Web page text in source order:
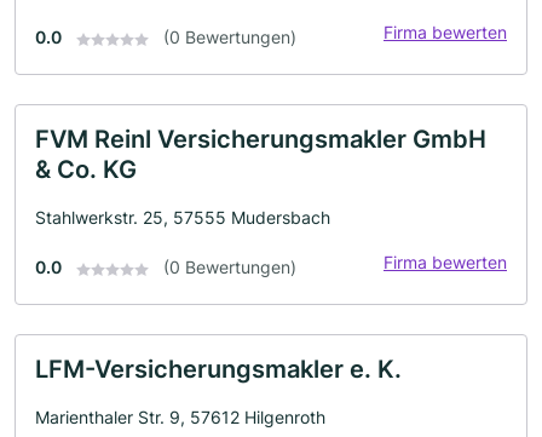
0.0 (0 Bewertungen) Firma bewerten
FVM Reinl Versicherungsmakler GmbH
& Co. KG
Stahlwerkstr. 25, 57555 Mudersbach
0.0 (0 Bewertungen) Firma bewerten
LFM-Versicherungsmakler e. K.
Marienthaler Str. 9, 57612 Hilgenroth